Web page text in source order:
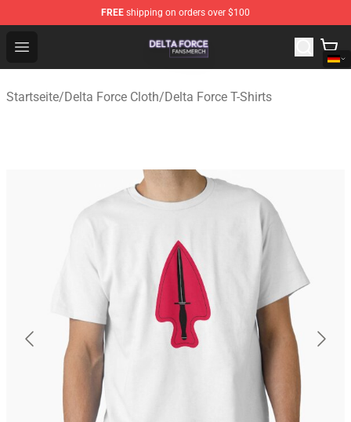
FREE shipping on orders over $100
Open menu
Delta Force Shop - Official Delta Force Merchandise
Startseite/Delta Force Cloth/Delta Force T-Shirts